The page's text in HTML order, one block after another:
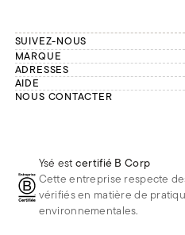
SUIVEZ-NOUS
MARQUE
Manifesto
Engagements
Seconde vie
ADRESSES
Paris
France
AIDE
Mon compte
Livraisons & Retours
Foire aux questions
Réduction étudiante
NOUS CONTACTER
Téléphone
E-mail
Ysé estcertifié B Corp
Cette entreprise respecte
vérifiés en matière de
environnementales.